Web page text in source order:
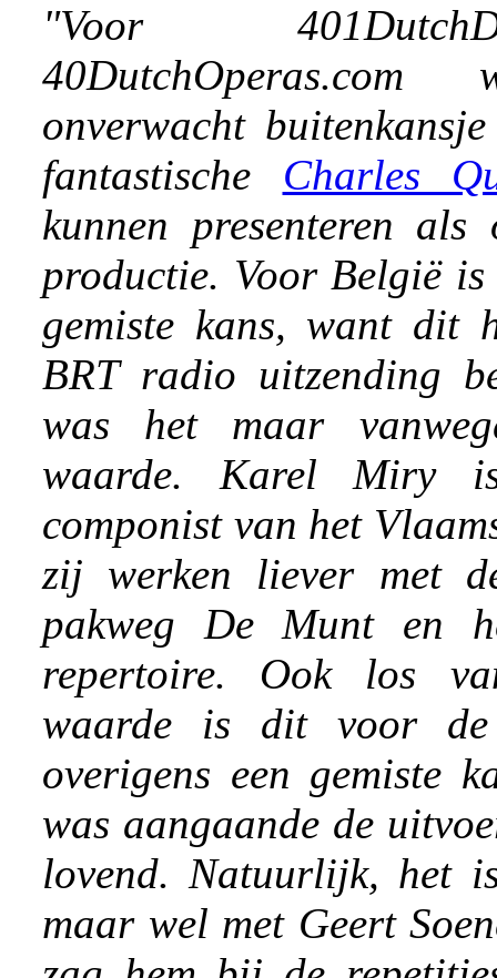
"Voor
onverwacht
fantastische Charles
kunnen presenteren als
productie. Voor België
gemiste kans, want dit
BRT radio uitzending
was het maar
waarde. Karel Miry
componist van het
zij werken liever met
pakweg De Munt en
repertoire. Ook los
waarde is dit voor de
overigens een gemiste
was aangaande de
lovend. Natuurlijk, het
maar wel met Geert